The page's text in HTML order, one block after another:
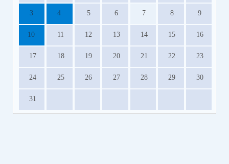
3 4 5 6 7 8 9
10 11 12 13 14 15 16
17 18 19 20 21 22 23
24 25 26 27 28 29 30
31